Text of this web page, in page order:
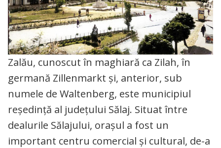
Zalău, cunoscut în maghiară ca Zilah, în
germană Zillenmarkt și, anterior, sub
numele de Waltenberg, este municipiul
reședință al județului Sălaj. Situat între
dealurile Sălajului, orașul a fost un
important centru comercial și cultural, de-a